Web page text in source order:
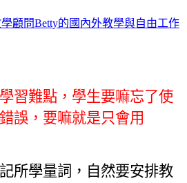
學顧問Betty的國內外教學與自由工作
習難點，學生要嘛忘了使
誤 ， 要嘛就是只會用
所學量詞 ， 自然要安排教